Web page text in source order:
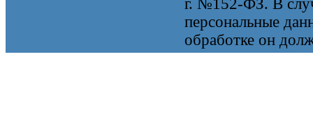
г. №152-ФЗ. В
персональные
обработке он